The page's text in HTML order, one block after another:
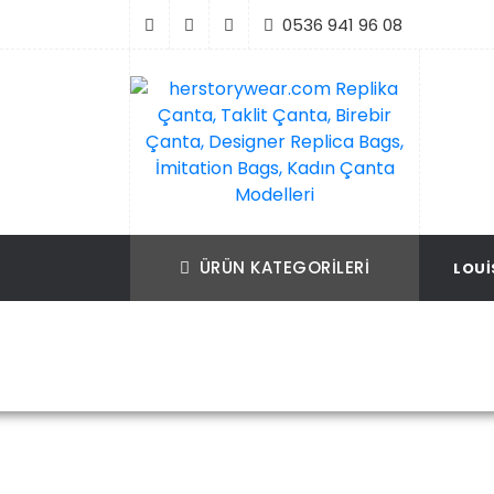
0536 941 96 08
İmitation Bags, Kadın Çanta Modelleri
ÜRÜN KATEGORILERI